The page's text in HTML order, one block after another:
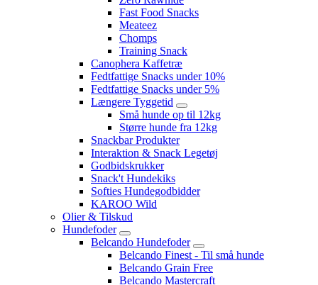
Fast Food Snacks
Meateez
Chomps
Training Snack
Canophera Kaffetræ
Fedtfattige Snacks under 10%
Fedtfattige Snacks under 5%
Længere Tyggetid
Små hunde op til 12kg
Større hunde fra 12kg
Snackbar Produkter
Interaktion & Snack Legetøj
Godbidskrukker
Snack't Hundekiks
Softies Hundegodbidder
KAROO Wild
Olier & Tilskud
Hundefoder
Belcando Hundefoder
Belcando Finest - Til små hunde
Belcando Grain Free
Belcando Mastercraft